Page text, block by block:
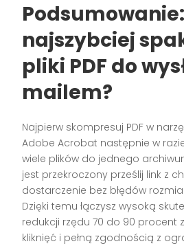
najszybciej
pliki PDF do
mailem?
Najpierw skompresuj PDF w
Adobe Acrobat następnie w
wiele plików do jednego
jest przekroczony prześlij link z
dostarczenie bez błędów
Dzięki temu łączysz wysoką
redukcji rzędu 70 do 90 procent
kliknięć i pełną zgodnością z